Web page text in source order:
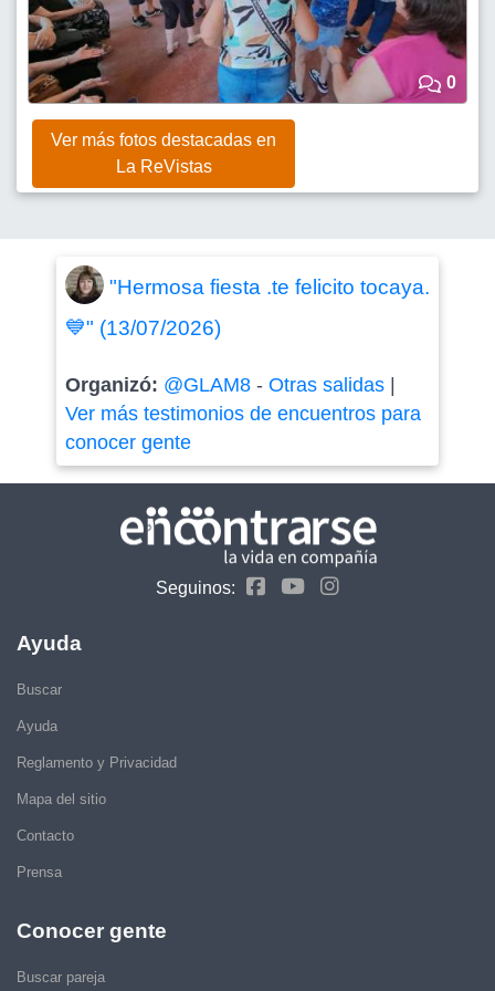
0
Ver más fotos destacadas en
La ReVistas
"Hermosa fiesta .te felicito tocaya.
💙" (13/07/2026)
Organizó: @GLAM8- Otras salidas|
Ver más testimonios de encuentros para
conocer gente
Seguinos:
Ayuda
Buscar
Ayuda
Reglamento y Privacidad
Mapa del sitio
Contacto
Prensa
Conocer gente
Buscar pareja